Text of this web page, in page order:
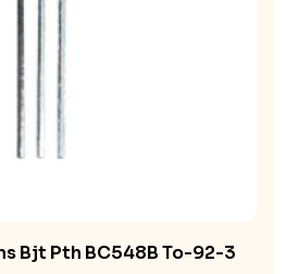
Bjt Pth BC548B To-92-3